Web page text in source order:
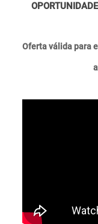
Oferta válida para